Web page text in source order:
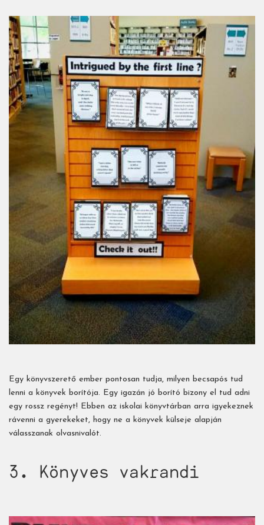
Egy könyvszerető ember pontosan tudja, milyen becsapós tud
lenni a könyvek borítója. Egy igazán jó borító bizony el tud adni
egy rossz regényt! Ebben az iskolai könyvtárban arra igyekeznek
rávenni a gyerekeket, hogy ne a könyvek külseje alapján
válasszanak olvasnivalót.
3. Könyves vakrandi